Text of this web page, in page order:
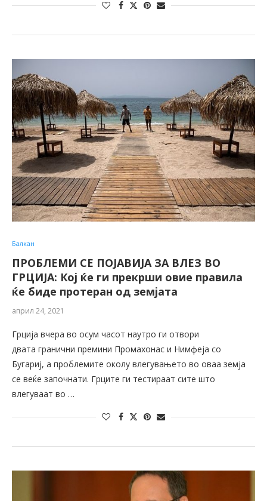
Балкан
ПРОБЛЕМИ СЕ ПОЈАВИЈА ЗА ВЛЕЗ ВО
ГРЦИЈА: Кој ќе ги прекрши овие правила
ќе биде протеран од земјата
април 24, 2021
Грција вчера во осум часот наутро ги отвори
двата гранични премини Промахонас и Нимфеја со
Бугариј, а проблемите околу влегувањето во оваа земја
се веќе започнати. Грците ги тестираат сите што
влегуваат во …